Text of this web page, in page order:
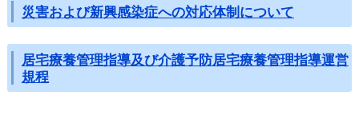
災害および新興感染症への対応体制について
居宅療養管理指導及び介護予防居宅療養管理指導運営
規程